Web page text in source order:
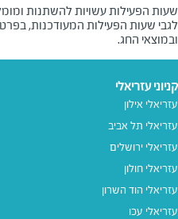
שעות הפעילות עשויות להשתנות
לגבי שעות הפעילות המעודכנות,
ובמוצאי החג.
קניוני עזריאלי
עזריאלי אילון
עזריאלי תל אביב
עזריאלי ירושלים
עזריאלי חולון
עזריאלי הוד השרון
עזריאלי עכו